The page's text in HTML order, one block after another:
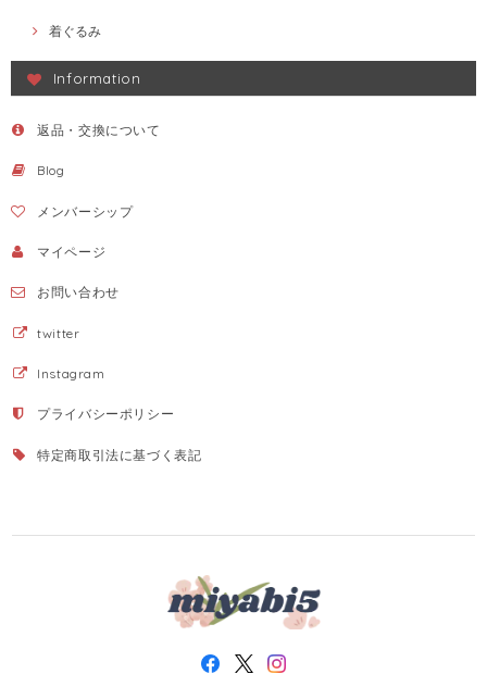
着ぐるみ
Information
返品・交換について
Blog
メンバーシップ
マイページ
お問い合わせ
twitter
Instagram
プライバシーポリシー
特定商取引法に基づく表記